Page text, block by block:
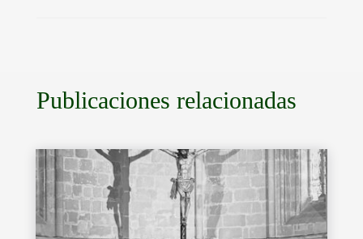
Publicaciones relacionadas